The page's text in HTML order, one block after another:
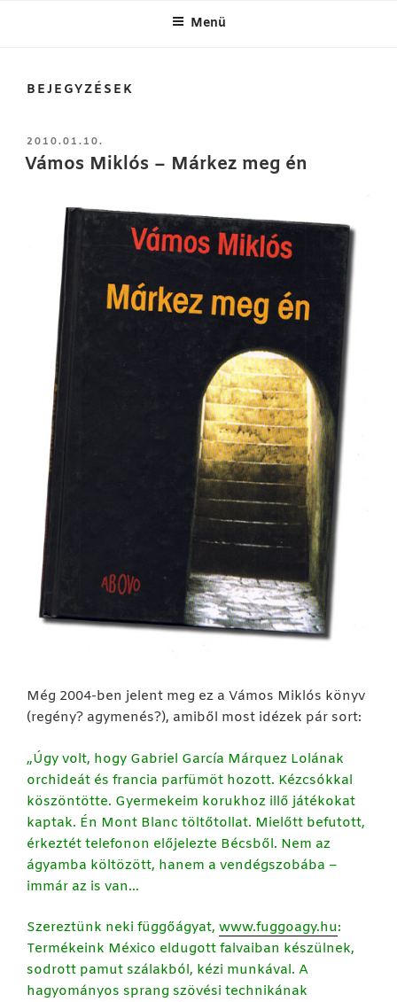
Menü
BEJEGYZÉSEK
BEKÜLDVE:
2010.01.10.
Vámos Miklós – Márkez meg én
Még 2004-ben jelent meg ez a Vámos Miklós könyv
(regény? agymenés?), amiből most idézek pár sort:
„Úgy volt, hogy Gabriel García Márquez Lolának
orchideát és francia parfümöt hozott. Kézcsókkal
köszöntötte. Gyermekeim korukhoz illő játékokat
kaptak. Én Mont Blanc töltőtollat. Mielőtt befutott,
érkeztét telefonon előjelezte Bécsből. Nem az
ágyamba költözött, hanem a vendégszobába –
immár az is van…
Szereztünk neki függőágyat, www.fuggoagy.hu:
Termékeink México eldugott falvaiban készülnek,
sodrott pamut szálakból, kézi munkával. A
hagyományos sprang szövési technikának